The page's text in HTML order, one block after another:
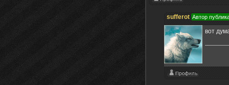
sufferot Автор
вот